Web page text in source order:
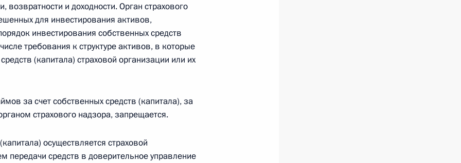
г. № 251-ФЗ
г. № 264-ФЗ
возвратности и доходности. Орган страхового
для инвестирования активов,
инвестирования собственных средств
требования к структуре активов, в которые
(капитала) страховой организации или их
за счет собственных средств (капитала), за
страхового надзора, запрещается.
осуществляется страховой
передачи средств в доверительное управление